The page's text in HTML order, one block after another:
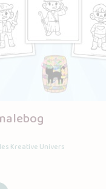
Kreative Univers